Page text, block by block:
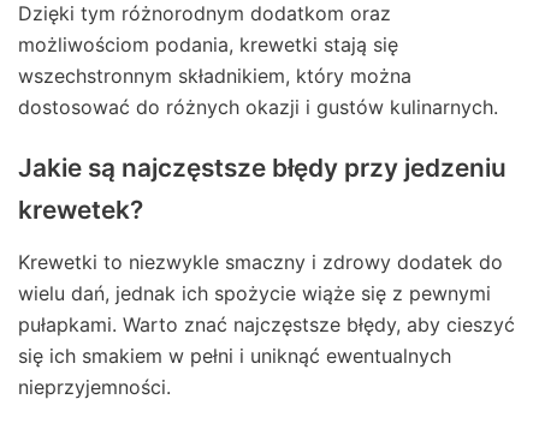
Dzięki tym różnorodnym dodatkom oraz
możliwościom podania, krewetki stają się
wszechstronnym składnikiem, który można
dostosować do różnych okazji i gustów kulinarnych.
Jakie są najczęstsze błędy przy jedzeniu
krewetek?
Krewetki to niezwykle smaczny i zdrowy dodatek do
wielu dań, jednak ich spożycie wiąże się z pewnymi
pułapkami. Warto znać najczęstsze błędy, aby cieszyć
się ich smakiem w pełni i uniknąć ewentualnych
nieprzyjemności.